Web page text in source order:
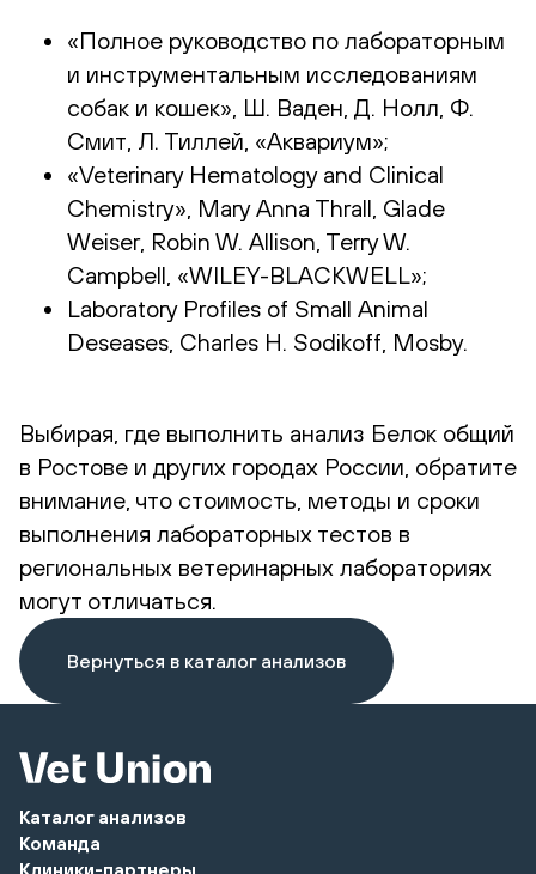
«Полное руководство по лабораторным
и инструментальным исследованиям
собак и кошек», Ш. Ваден, Д. Нолл, Ф.
Смит, Л. Тиллей, «Аквариум»;
«Veterinary Hematology and Clinical
Chemistry», Mary Anna Thrall, Glade
Weiser, Robin W. Allison, Terry W.
Campbell, «WILEY-BLACKWELL»;
Laboratory Profiles of Small Animal
Deseases, Charles H. Sodikoff, Mosby.
Выбирая, где выполнить анализ Белок общий
в Ростове и других городах России, обратите
внимание, что стоимость, методы и сроки
выполнения лабораторных тестов в
региональных ветеринарных лабораториях
могут отличаться.
Вернуться в каталог анализов
Каталог анализов
Команда
Клиники-партнеры